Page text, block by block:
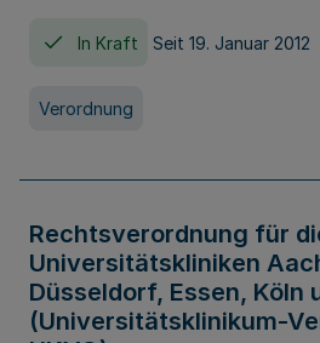
In Kraft Seit 19. Januar 2012
Verordnung
Rechtsverordnung für
Universitätskliniken
Düsseldorf, Essen, Köln
(Universitätsklinikum-